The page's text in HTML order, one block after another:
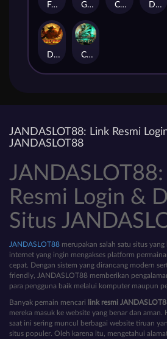
Frutz Gronk's Gems Cubes Dawn of Kings
Duel at Dawn Cursed Crypt
JANDASLOT88: Link Resmi
JANDASLOT88
Resmi Login &
Situs
JANDASLOT88 merupakan salah satu situs
internet yang ingin mengakses platform
cepat. Dengan sistem yang dirancang modern
friendly, JANDASLOT88 memberikan
para pengguna baik melalui komputer maupun
Banyak pemain mencari link resmi
mereka masuk ke website yang benar dan aman.
saat ini sering muncul berbagai website tiruan
situs populer. Oleh karena itu, mengetahui